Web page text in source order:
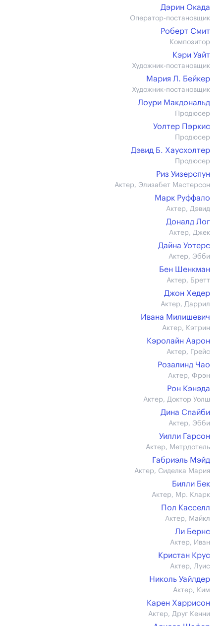
Дэрин Окада
Оператор-постановщик
Роберт Смит
Композитор
Кэри Уайт
Художник-постановщик
Мария Л. Бейкер
Художник-постановщик
Лоури Макдональд
Продюсер
Уолтер Пэркис
Продюсер
Дэвид Б. Хаусхолтер
Продюсер
Риз Уизерспун
Актер, Элизабет Мастерсон
Марк Руффало
Актер, Дэвид
Доналд Лог
Актер, Джек
Дайна Уотерс
Актер, Эбби
Бен Шенкман
Актер, Бретт
Джон Хедер
Актер, Даррил
Ивана Милишевич
Актер, Кэтрин
Кэролайн Аарон
Актер, Грейс
Розалинд Чао
Актер, Фрэн
Рон Кэнэда
Актер, Доктор Уолш
Дина Спайби
Актер, Эбби
Уилли Гарсон
Актер, Метрдотель
Габриэль Мэйд
Актер, Сиделка Мария
Билли Бек
Актер, Мр. Кларк
Пол Касселл
Актер, Майкл
Ли Бернс
Актер, Иван
Кристан Крус
Актер, Луис
Николь Уайлдер
Актер, Ким
Карен Харрисон
Актер, Друг Кенни